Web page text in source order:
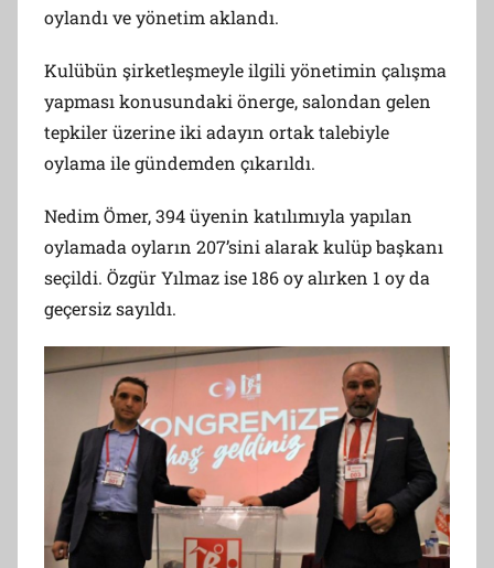
oylandı ve yönetim aklandı.
Kulübün şirketleşmeyle ilgili yönetimin çalışma
yapması konusundaki önerge, salondan gelen
tepkiler üzerine iki adayın ortak talebiyle
oylama ile gündemden çıkarıldı.
Nedim Ömer, 394 üyenin katılımıyla yapılan
oylamada oyların 207’sini alarak kulüp başkanı
seçildi. Özgür Yılmaz ise 186 oy alırken 1 oy da
geçersiz sayıldı.